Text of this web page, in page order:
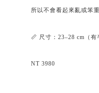
所以不會看起來亂或笨重
📏 尺寸：23–28 cm（有
NT 3980